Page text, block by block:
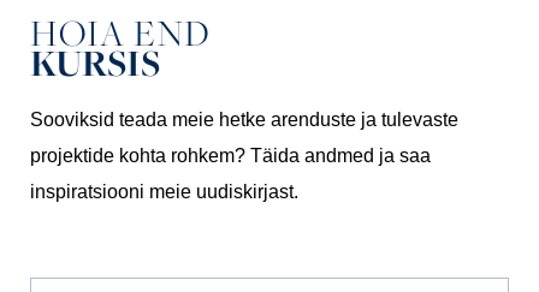
HOIA END
KURSIS
Sooviksid teada meie hetke arenduste ja tulevaste
projektide kohta rohkem? Täida andmed ja saa
inspiratsiooni meie uudiskirjast.